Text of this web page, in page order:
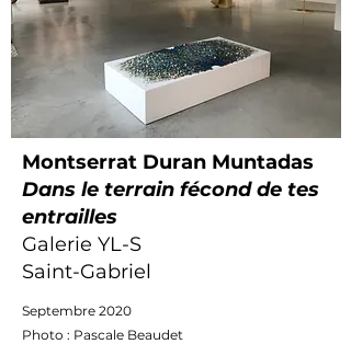
Montserrat Duran Muntadas
Dans le terrain fécond de tes
entrailles
Galerie YL-S
Saint-Gabriel
Septembre 2020
Photo : Pascale Beaudet